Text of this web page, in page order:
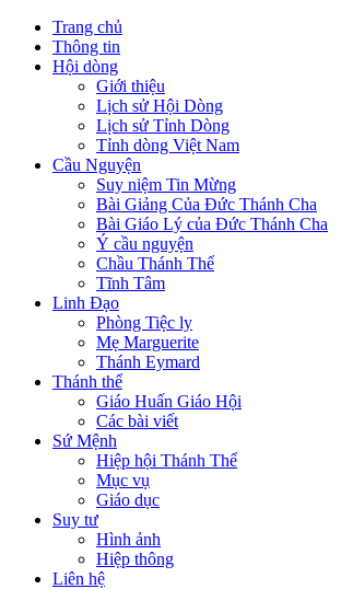
Trang chủ
Thông tin
Hội dòng
Giới thiệu
Lịch sử Hội Dòng
Lịch sử Tỉnh Dòng
Tỉnh dòng Việt Nam
Cầu Nguyện
Suy niệm Tin Mừng
Bài Giảng Của Đức Thánh Cha
Bài Giáo Lý của Đức Thánh Cha
Ý cầu nguyện
Chầu Thánh Thể
Tĩnh Tâm
Linh Đạo
Phòng Tiệc ly
Mẹ Marguerite
Thánh Eymard
Thánh thể
Giáo Huấn Giáo Hội
Các bài viết
Sứ Mệnh
Hiệp hội Thánh Thể
Mục vụ
Giáo dục
Suy tư
Hình ảnh
Hiệp thông
Liên hệ